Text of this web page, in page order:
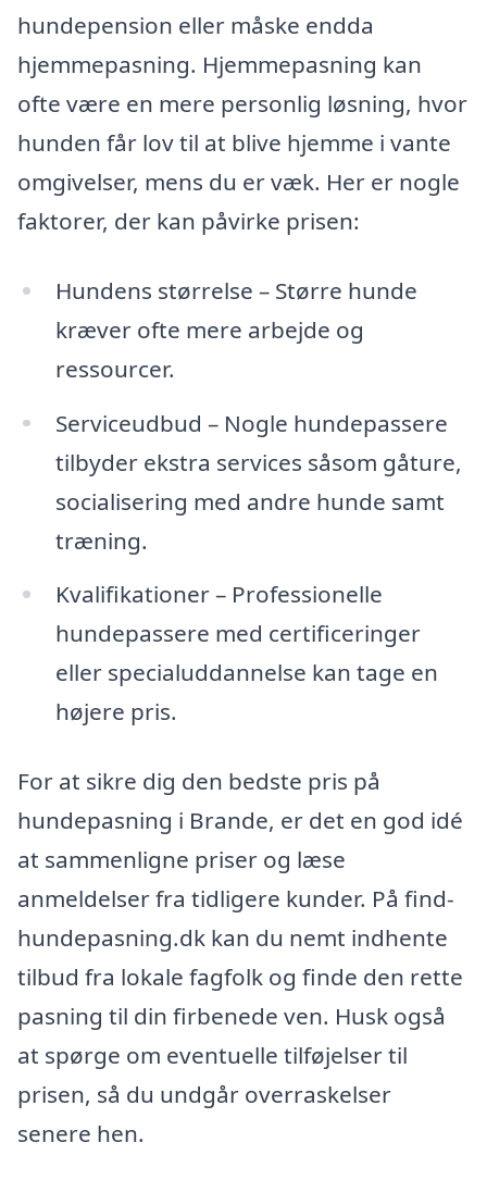
hundepension eller måske endda
hjemmepasning. Hjemmepasning kan
ofte være en mere personlig løsning, hvor
hunden får lov til at blive hjemme i vante
omgivelser, mens du er væk. Her er nogle
faktorer, der kan påvirke prisen:
Hundens størrelse – Større hunde
kræver ofte mere arbejde og
ressourcer.
Serviceudbud – Nogle hundepassere
tilbyder ekstra services såsom gåture,
socialisering med andre hunde samt
træning.
Kvalifikationer – Professionelle
hundepassere med certificeringer
eller specialuddannelse kan tage en
højere pris.
For at sikre dig den bedste pris på
hundepasning i Brande, er det en god idé
at sammenligne priser og læse
anmeldelser fra tidligere kunder. På find-
hundepasning.dk kan du nemt indhente
tilbud fra lokale fagfolk og finde den rette
pasning til din firbenede ven. Husk også
at spørge om eventuelle tilføjelser til
prisen, så du undgår overraskelser
senere hen.